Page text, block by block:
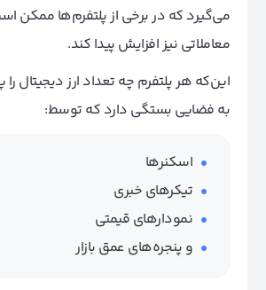
معاملاتی نیز افزایش پیدا کند.
این‌که هر پلتفرم چه تعداد ارز
به فضایی بستگی دارد که توسط:
اسکنرها
تیکرهای خبری
نمودارهای قیمتی
و پنجره‌های عمق بازار